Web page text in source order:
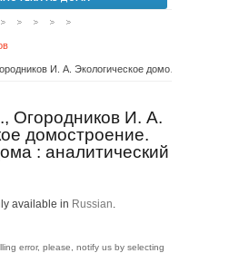
Огородников И. А.
домостроение.
: аналитический
available in Russian.
error, please, notify us by selecting